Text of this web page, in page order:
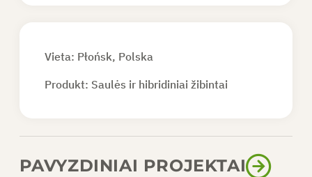
Vieta: Płońsk, Polska
Produkt: Saulės ir hibridiniai žibintai
PAVYZDINIAI PROJEKTAI